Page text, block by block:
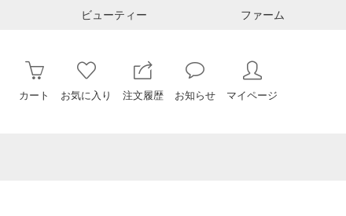
ビューティー ファーム
カート お気に入り 注文履歴 お知らせ マイページ